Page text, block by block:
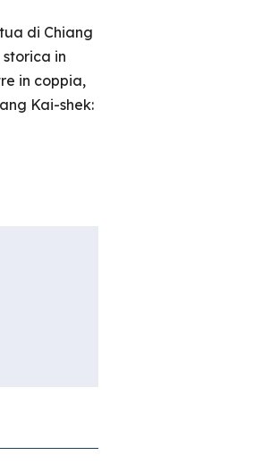
di Chiang
in
in coppia,
Kai-shek: